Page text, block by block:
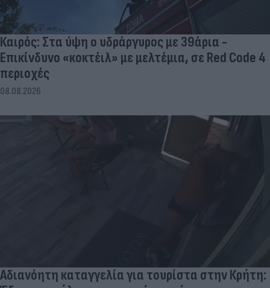
Καιρός: Στα ύψη ο υδράργυρος με 39άρια -
Επικίνδυνο «κοκτέιλ» με μελτέμια, σε Red Code 4
περιοχές
08.08.2026
Αδιανόητη καταγγελία για τουρίστα στην Κρήτη: